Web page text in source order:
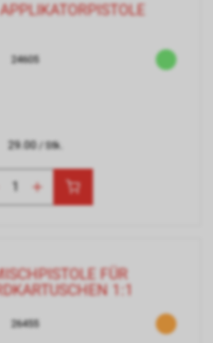
24605
29.00/ Stk.
FÜR
1:1
26455